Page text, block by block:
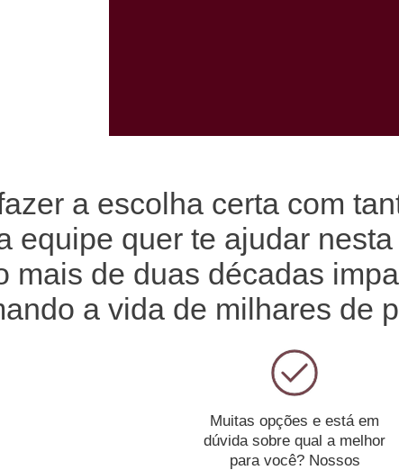
a escolha certa com
equipe quer te ajudar
mais de duas décadas
a vida de milhares de
Muitas opções e está em
dúvida sobre qual a melhor
para você? Nossos